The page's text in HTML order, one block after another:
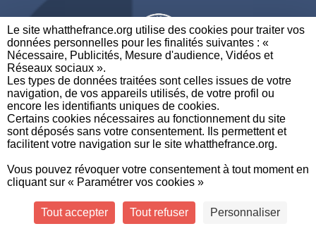
Le site whatthefrance.org utilise des cookies pour traiter vos
données personnelles pour les finalités suivantes : «
Nécessaire, Publicités, Mesure d'audience, Vidéos et
Réseaux sociaux ». ​
Les types de données traitées sont celles issues de votre
navigation, de vos appareils utilisés, de votre profil ou
encore les identifiants uniques de cookies. ​
Certains cookies nécessaires au fonctionnement du site
sont déposés sans votre consentement. Ils permettent et
facilitent votre navigation sur le site whatthefrance.org. ​
Vous pouvez révoquer votre consentement à tout moment en
cliquant sur « Paramétrer vos cookies »
Tout accepter Tout refuser Personnaliser
A BRAND OF
PARTENAIRES CONTACTEZ-NOUS MENTIONS LÉGALES
CREDITS|À
PROPOS
|POLITIQUE DE
PROTECTION DES
|PRÉFÉRENCES DE